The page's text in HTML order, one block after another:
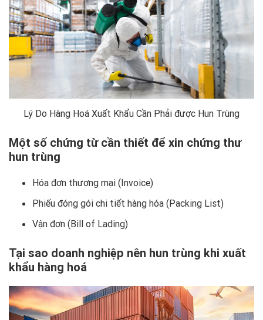
Lý Do Hàng Hoá Xuất Khẩu Cần Phải được Hun Trùng
Một số chứng từ cần thiết để xin chứng thư
hun trùng
Hóa đơn thương mại (Invoice)
Phiếu đóng gói chi tiết hàng hóa (Packing List)
Vận đơn (Bill of Lading)
Tại sao doanh nghiệp nên hun trùng khi xuất
khẩu hàng hoá